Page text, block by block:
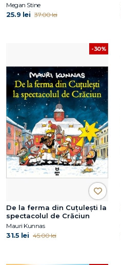
Megan Stine
25.9 lei 37.00 lei
-30%
De la ferma din Cuțulești la
spectacolul de Crăciun
Mauri Kunnas
31.5 lei 45.00 lei